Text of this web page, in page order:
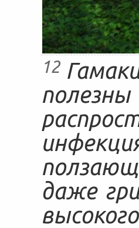
12
даже